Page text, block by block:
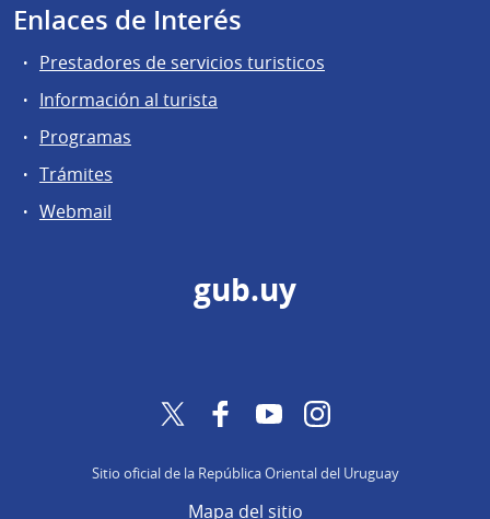
Enlaces de Interés
Prestadores de servicios turisticos
Información al turista
Programas
Trámites
Webmail
gub.uy
Twitter FacebookYouTubeInstagram
Sitio oficial de la República Oriental del Uruguay
Mapa del sitio